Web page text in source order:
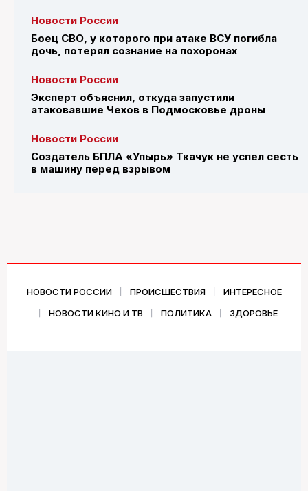
Новости России
Боец СВО, у которого при атаке ВСУ погибла
дочь, потерял сознание на похоронах
Новости России
Эксперт объяснил, откуда запустили
атаковавшие Чехов в Подмосковье дроны
Новости России
Создатель БПЛА «Упырь» Ткачук не успел сесть
в машину перед взрывом
НОВОСТИ РОССИИ ПРОИСШЕСТВИЯ
ИНТЕРЕСНОЕ
НОВОСТИ КИНО И ТВ
ПОЛИТИКА ЗДОРОВЬЕ